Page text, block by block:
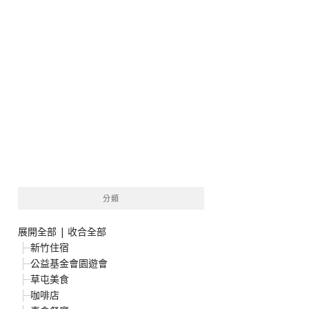
分類
展開全部 | 收合全部
新竹住宿
公益基金會園遊會
草屯美食
咖啡店